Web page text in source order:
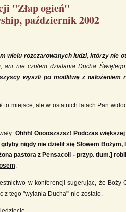
"Złap ogień"
październik 2002
wielu rozczarowanych ludzi, którzy nie
nie czułem działania Ducha
wyszli po modlitwę z nałożeniem
miejsce, ale w ostatnich latach Pan
Ohhh! Ooooszszsz! Podczas
nigdy nie dzielił się Słowem Bożym,
pastora z Pensacoli - przyp. tłum.]
.
w konferencji sugerując, że Boży
z tego "wylania Ducha"' nie zostało.